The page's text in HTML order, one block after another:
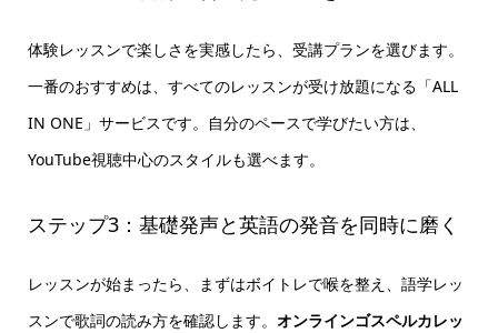
体験レッスンで楽しさを実感したら、受講プランを選びます。
一番のおすすめは、すべてのレッスンが受け放題になる「ALL
IN ONE」サービスです。自分のペースで学びたい方は、
YouTube視聴中心のスタイルも選べます。
ステップ3：基礎発声と英語の発音を同時に磨く
レッスンが始まったら、まずはボイトレで喉を整え、語学レッ
スンで歌詞の読み方を確認します。 オンラインゴスペルカレッ